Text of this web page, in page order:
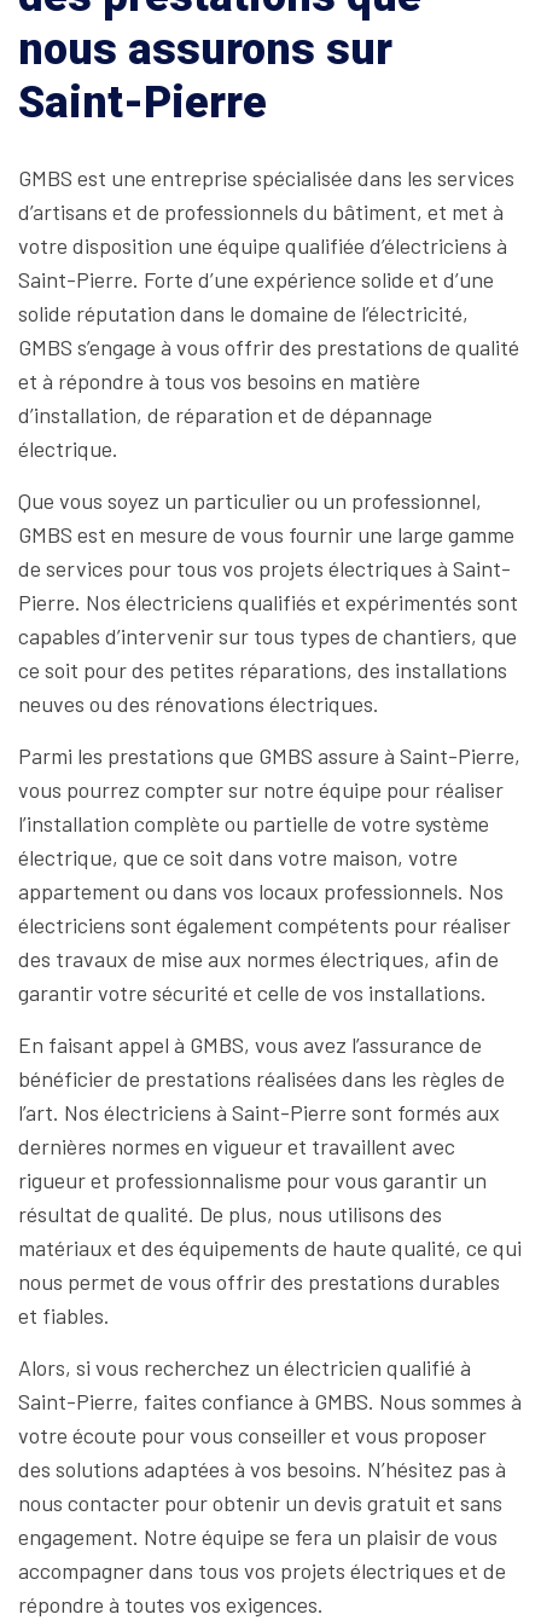
nous assurons sur
Saint-Pierre
GMBS est une entreprise spécialisée dans les services
d’artisans et de professionnels du bâtiment, et met à
votre disposition une équipe qualifiée d’électriciens à
Saint-Pierre. Forte d’une expérience solide et d’une
solide réputation dans le domaine de l’électricité,
GMBS s’engage à vous offrir des prestations de qualité
et à répondre à tous vos besoins en matière
d’installation, de réparation et de dépannage
électrique.
Que vous soyez un particulier ou un professionnel,
GMBS est en mesure de vous fournir une large gamme
de services pour tous vos projets électriques à Saint-
Pierre. Nos électriciens qualifiés et expérimentés sont
capables d’intervenir sur tous types de chantiers, que
ce soit pour des petites réparations, des installations
neuves ou des rénovations électriques.
Parmi les prestations que GMBS assure à Saint-Pierre,
vous pourrez compter sur notre équipe pour réaliser
l’installation complète ou partielle de votre système
électrique, que ce soit dans votre maison, votre
appartement ou dans vos locaux professionnels. Nos
électriciens sont également compétents pour réaliser
des travaux de mise aux normes électriques, afin de
garantir votre sécurité et celle de vos installations.
En faisant appel à GMBS, vous avez l’assurance de
bénéficier de prestations réalisées dans les règles de
l’art. Nos électriciens à Saint-Pierre sont formés aux
dernières normes en vigueur et travaillent avec
rigueur et professionnalisme pour vous garantir un
résultat de qualité. De plus, nous utilisons des
matériaux et des équipements de haute qualité, ce qui
nous permet de vous offrir des prestations durables
et fiables.
Alors, si vous recherchez un électricien qualifié à
Saint-Pierre, faites confiance à GMBS. Nous sommes à
votre écoute pour vous conseiller et vous proposer
des solutions adaptées à vos besoins. N’hésitez pas à
nous contacter pour obtenir un devis gratuit et sans
engagement. Notre équipe se fera un plaisir de vous
accompagner dans tous vos projets électriques et de
répondre à toutes vos exigences.